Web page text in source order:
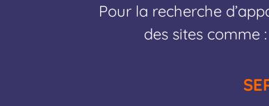
Pour la recherche
des sites comme